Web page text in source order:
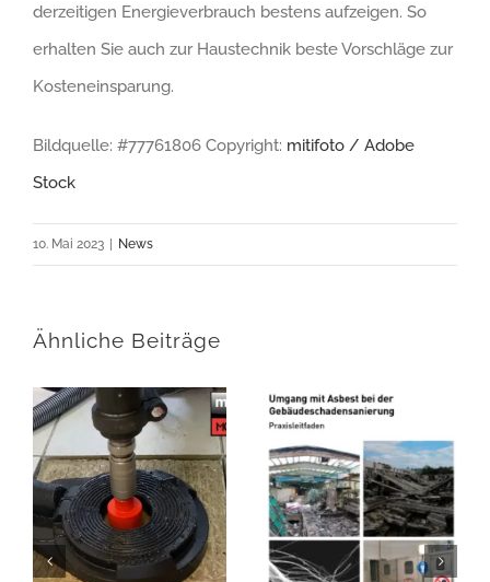
derzeitigen Energieverbrauch bestens aufzeigen. So
erhalten Sie auch zur Haustechnik beste Vorschläge zur
Kosteneinsparung.
Bildquelle: #77761806 Copyright: mitifoto / Adobe
Stock
10. Mai 2023 | News
Ähnliche Beiträge